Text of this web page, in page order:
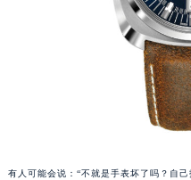
有人可能会说：“不就是手表坏了吗？自